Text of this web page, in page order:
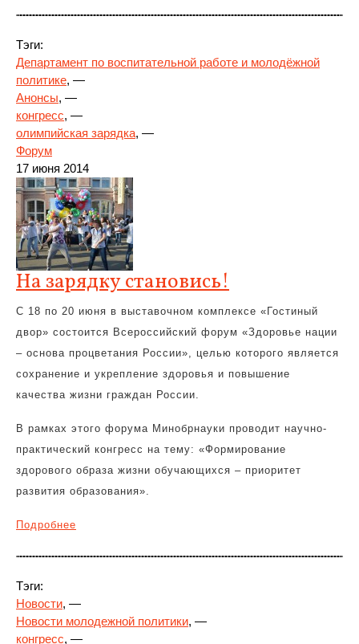
Тэги:
Департамент по воспитательной работе и молодёжной
политике, —
Анонсы, —
конгресс, —
олимпийская зарядка, —
Форум
17 июня 2014
На зарядку становись!
С 18 по 20 июня в выставочном комплексе «Гостиный
двор» состоится Всероссийский форум «Здоровье нации
– основа процветания России», целью которого является
сохранение и укрепление здоровья и повышение
качества жизни граждан России.
В рамках этого форума Минобрнауки проводит научно-
практический конгресс на тему: «Формирование
здорового образа жизни обучающихся – приоритет
развития образования».
Подробнее
Тэги:
Новости, —
Новости молодежной политики, —
конгресс, —